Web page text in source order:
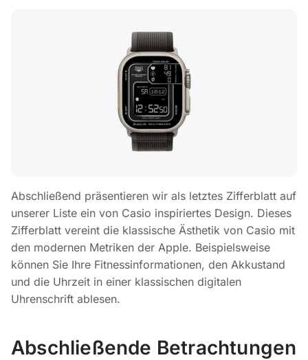
Abschließend präsentieren wir als letztes Zifferblatt auf
unserer Liste ein von Casio inspiriertes Design. Dieses
Zifferblatt vereint die klassische Ästhetik von Casio mit
den modernen Metriken der Apple. Beispielsweise
können Sie Ihre Fitnessinformationen, den Akkustand
und die Uhrzeit in einer klassischen digitalen
Uhrenschrift ablesen.
Abschließende Betrachtungen